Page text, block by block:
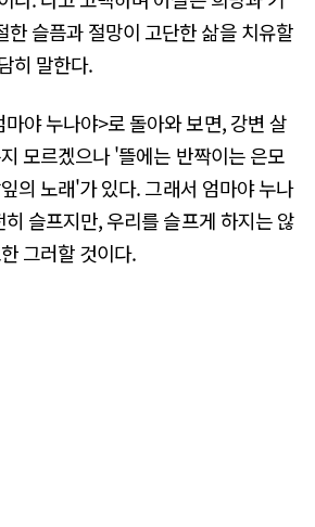
한 슬픔과 절망이 고단한 삶을 치유할
히 말한다.
야 누나야>로 돌아와 보면, 강변 살
모르겠으나 '뜰에는 반짝이는 은모
의 노래'가 있다. 그래서 엄마야 누나
슬프지만, 우리를 슬프게 하지는 않
그러할 것이다.